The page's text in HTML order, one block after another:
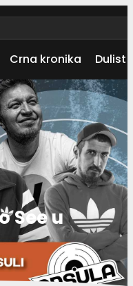
Crna kronika Dulist
See u